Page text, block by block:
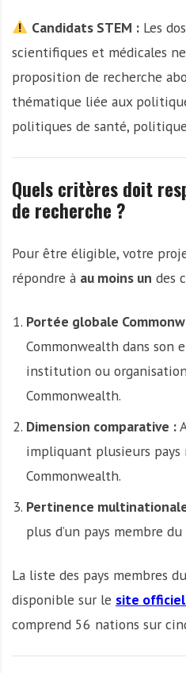
Candidats STEM : Les
scientifiques et médicales
proposition de recherche
thématique liée aux
politiques de santé,
Quels critères doit
de recherche ?
Pour être éligible, votre
répondre à au moins un des
Portée globale
Commonwealth dans son
institution ou
Commonwealth.
Dimension comparative :
impliquant plusieurs pays
Commonwealth.
Pertinence
plus d’un pays membre
La liste des pays membres
disponible sur le site
comprend 56 nations sur